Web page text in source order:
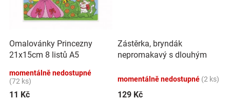
Omalovánky Princezny
21x15cm 8 listů A5
momentálně nedostupné
(72 ks)
11 Kč
Zástěrka, bryndák
nepromakavý s dlouhým
momentálně nedostupné (2 ks)
129 Kč